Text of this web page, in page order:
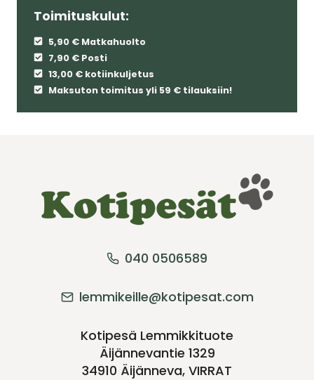
Toimituskulut:
5,90 € Matkahuolto
7,90 € Posti
13,00 € kotiinkuljetus
Maksuton toimitus yli 59 € tilauksiin!
040 0506589
lemmikeille@kotipesat.com
Kotipesä Lemmikkituote
Äijännevantie 1329
34910 Äijänneva, VIRRAT